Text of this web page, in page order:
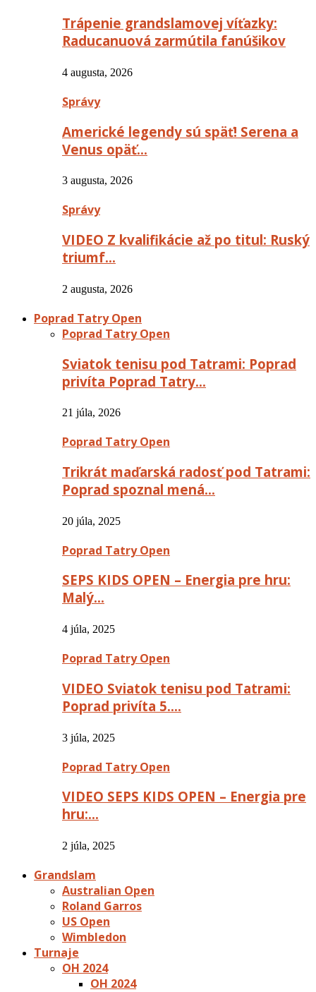
Trápenie grandslamovej víťazky:
Raducanuová zarmútila fanúšikov
4 augusta, 2026
Správy
Americké legendy sú späť! Serena a
Venus opäť…
3 augusta, 2026
Správy
VIDEO Z kvalifikácie až po titul: Ruský
triumf…
2 augusta, 2026
Poprad Tatry Open
Poprad Tatry Open
Sviatok tenisu pod Tatrami: Poprad
privíta Poprad Tatry…
21 júla, 2026
Poprad Tatry Open
Trikrát maďarská radosť pod Tatrami:
Poprad spoznal mená…
20 júla, 2025
Poprad Tatry Open
SEPS KIDS OPEN – Energia pre hru:
Malý…
4 júla, 2025
Poprad Tatry Open
VIDEO Sviatok tenisu pod Tatrami:
Poprad privíta 5….
3 júla, 2025
Poprad Tatry Open
VIDEO SEPS KIDS OPEN – Energia pre
hru:…
2 júla, 2025
Grandslam
Australian Open
Roland Garros
US Open
Wimbledon
Turnaje
OH 2024
OH 2024